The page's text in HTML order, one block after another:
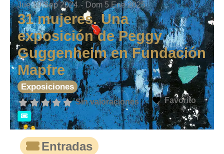
Jue 19 Sep 2024 - Dom 5 Ene 2025
31 mujeres. Una
exposición de Peggy
Guggenheim en Fundación
Mapfre
Exposiciones
Sin valoraciones Favorito
Entradas